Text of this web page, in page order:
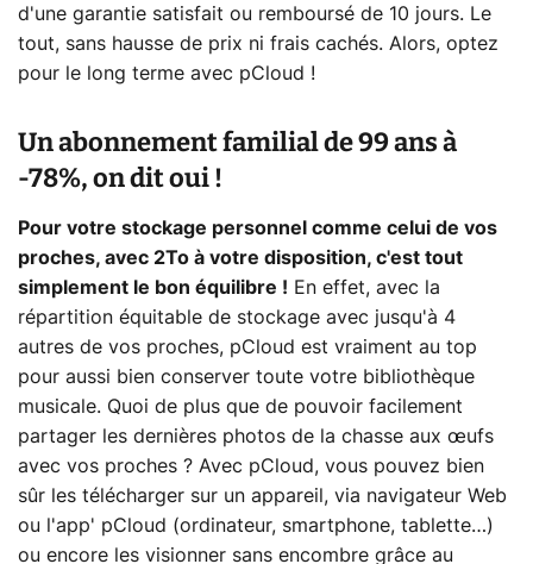
d'une garantie satisfait ou remboursé de 10 jours. Le
tout, sans hausse de prix ni frais cachés. Alors, optez
pour le long terme avec pCloud !
Un abonnement familial de 99 ans à
-78%, on dit oui !
Pour votre stockage personnel comme celui de vos
proches, avec 2To à votre disposition, c'est tout
simplement le bon équilibre ! En effet, avec la
répartition équitable de stockage avec jusqu'à 4
autres de vos proches, pCloud est vraiment au top
pour aussi bien conserver toute votre bibliothèque
musicale. Quoi de plus que de pouvoir facilement
partager les dernières photos de la chasse aux œufs
avec vos proches ? Avec pCloud, vous pouvez bien
sûr les télécharger sur un appareil, via navigateur Web
ou l'app' pCloud (ordinateur, smartphone, tablette…)
ou encore les visionner sans encombre grâce au